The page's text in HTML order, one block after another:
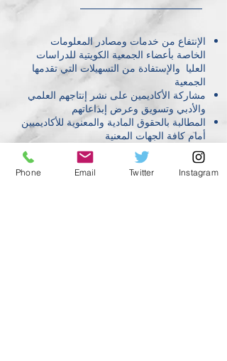
الإنتفاع من خدمات ومصادر المعلومات
الخاصة بأعضاء الجمعية الكويتية للدراسات
العليا والإستفادة من التسهيلات التي تقدمها
الجمعية
مشاركة الأكاديمين على نشر إنتاجهم العلمي
والأدبي وتسويق وعرض إبداعاتهم
المطالبة بالحقوق المادية والمعنوية للأكاديميين
أمام كافة الجهات المعنية
المشاركة بالمؤتمرات العلمية والندوات
والملتقيات العلمية وتطوير المعلومات
والمعارف لدى المنتسبين للرقي بمستواهمPhone Email Twitter Instagram